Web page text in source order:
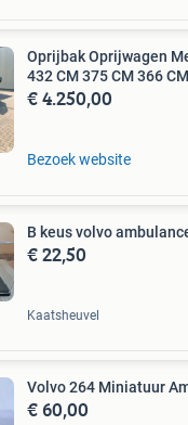
Oprijbak Oprijwagen
432 CM 375 CM 366 CM
€ 4.250,00
Bezoek website
B keus volvo
€ 22,50
Kaatsheuvel
Volvo 264 Miniatuur
€ 60,00